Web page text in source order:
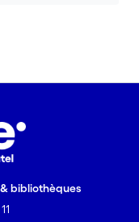
bibliothèques